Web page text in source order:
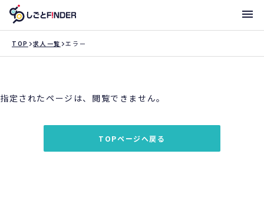
メニ
トライアローへ登録
支店一覧
TOP 求人一覧 エラー
指定されたページは、閲覧できません。
TOPページへ戻る